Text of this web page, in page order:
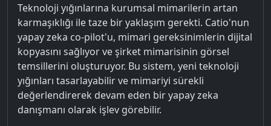
Teknoloji yığınlarına kurumsal mimarilerin artan
karmaşıklığı ile taze bir yaklaşım gerekti. Catio'nun
yapay zeka co-pilot'u, mimari gereksinimlerin dijital
kopyasını sağlıyor ve şirket mimarisinin görsel
temsillerini oluşturuyor. Bu sistem, yeni teknoloji
yığınları tasarlayabilir ve mimariyi sürekli
değerlendirerek devam eden bir yapay zeka
danışmanı olarak işlev görebilir.